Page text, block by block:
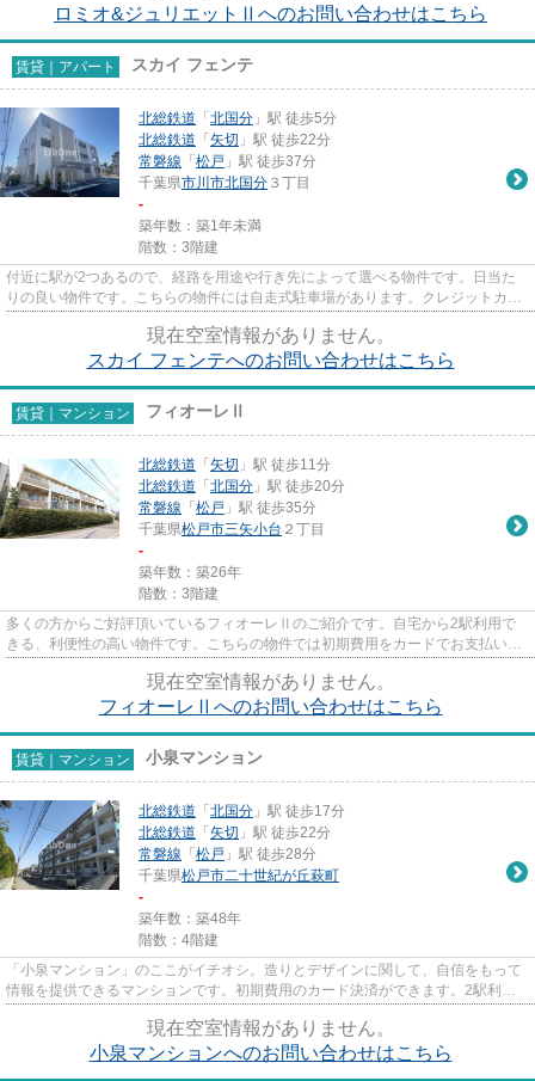
ロミオ&ジュリエットⅡへのお問い合わせはこちら
賃貸｜アパート スカイ フェンテ
北総鉄道 「 北国分 」駅 徒歩5分
北総鉄道 「 矢切 」駅 徒歩22分
常磐線 「 松戸 」駅 徒歩37分
千葉県市川市北国分 ３丁目
-
築年数：築1年未満
階数：3階建
付近に駅が2つあるので、経路を用途や行き先によって選べる物件です。日当た
りの良い物件です。こちらの物件には自走式駐車場があります。クレジットカー
現在空室情報がありません。
スカイ フェンテへのお問い合わせはこちら
賃貸｜マンション フィオーレⅡ
北総鉄道 「 矢切 」駅 徒歩11分
北総鉄道 「 北国分 」駅 徒歩20分
常磐線 「 松戸 」駅 徒歩35分
千葉県松戸市三矢小台 ２丁目
-
築年数：築26年
階数：3階建
多くの方からご好評頂いているフィオーレⅡのご紹介です。自宅から2駅利用で
きる、利便性の高い物件です。こちらの物件では初期費用をカードでお支払いい
現在空室情報がありません。
フィオーレⅡへのお問い合わせはこちら
賃貸｜マンション 小泉マンション
北総鉄道 「 北国分 」駅 徒歩17分
北総鉄道 「 矢切 」駅 徒歩22分
常磐線 「 松戸 」駅 徒歩28分
千葉県松戸市二十世紀が丘萩町
-
築年数：築48年
階数：4階建
「小泉マンション」のここがイチオシ。造りとデザインに関して、自信をもって
情報を提供できるマンションです。初期費用のカード決済ができます。2駅利用
現在空室情報がありません。
小泉マンションへのお問い合わせはこちら